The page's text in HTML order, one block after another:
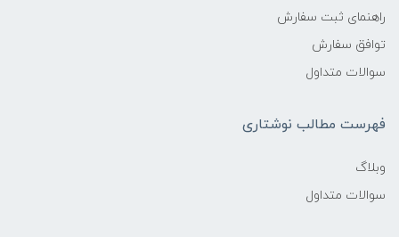
راهنمای ثبت سفارش
توافق سفارش
سوالات متداول
فهرست مطالب نوشتاری
وبلاگ
سوالات متداول